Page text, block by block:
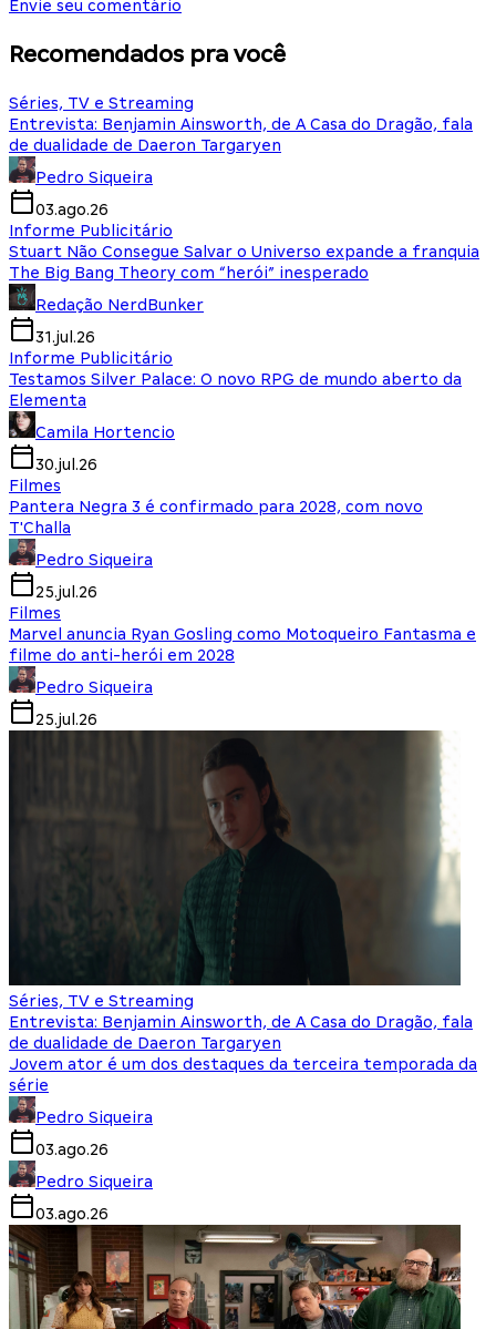
Envie seu comentário
Recomendados pra você
Séries, TV e Streaming
Entrevista: Benjamin Ainsworth, de A Casa do Dragão, fala
de dualidade de Daeron Targaryen
Pedro Siqueira
03.ago.26
Informe Publicitário
Stuart Não Consegue Salvar o Universo expande a franquia
The Big Bang Theory com “herói” inesperado
Redação NerdBunker
31.jul.26
Informe Publicitário
Testamos Silver Palace: O novo RPG de mundo aberto da
Elementa
Camila Hortencio
30.jul.26
Filmes
Pantera Negra 3 é confirmado para 2028, com novo
T'Challa
Pedro Siqueira
25.jul.26
Filmes
Marvel anuncia Ryan Gosling como Motoqueiro Fantasma e
filme do anti-herói em 2028
Pedro Siqueira
25.jul.26
Séries, TV e Streaming
Entrevista: Benjamin Ainsworth, de A Casa do Dragão, fala
de dualidade de Daeron Targaryen
Jovem ator é um dos destaques da terceira temporada da
série
Pedro Siqueira
03.ago.26
Pedro Siqueira
03.ago.26